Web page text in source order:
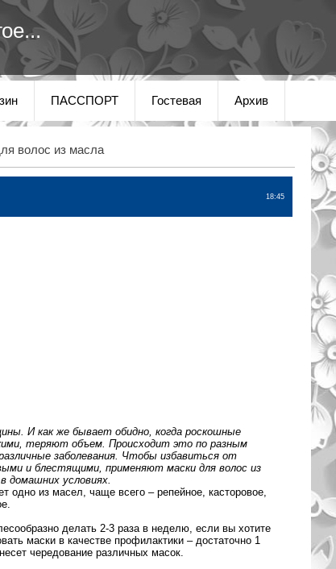
ПАССПОРТ Гостевая Архив
волос из масла
18:45
И как же бывает обидно, когда роскошные
теряют объем. Происходит это по разным
заболевания. Чтобы избавиться от
и блестящими, применяют маски для волос из
домашних условиях.
одно из масел, чаще всего – репейное, касторовое,
делать 2-3 раза в неделю, если вы хотите
маски в качестве профилактики – достаточно 1
чередование различных масок.